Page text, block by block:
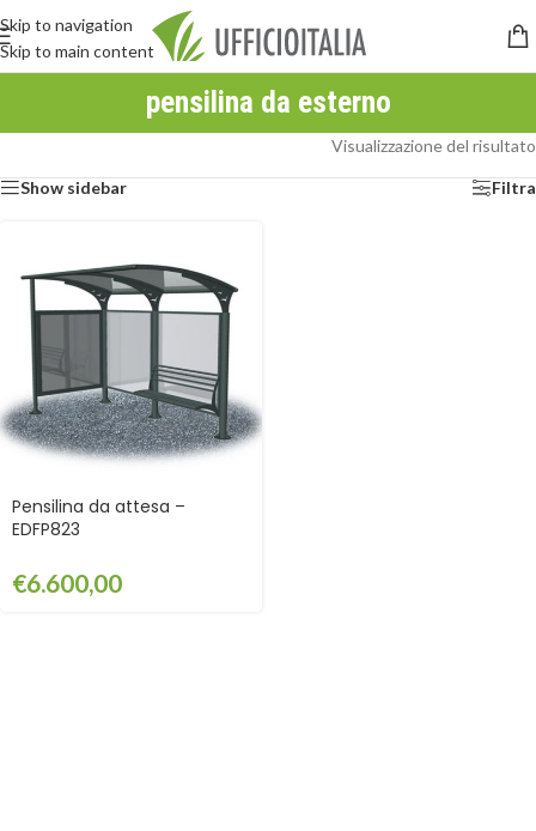
Skip to navigation
Skip to main content
pensilina da esterno
Visualizzazione del risultato
Show sidebar Filtra
Pensilina da attesa –
EDFP823
€6.600,00